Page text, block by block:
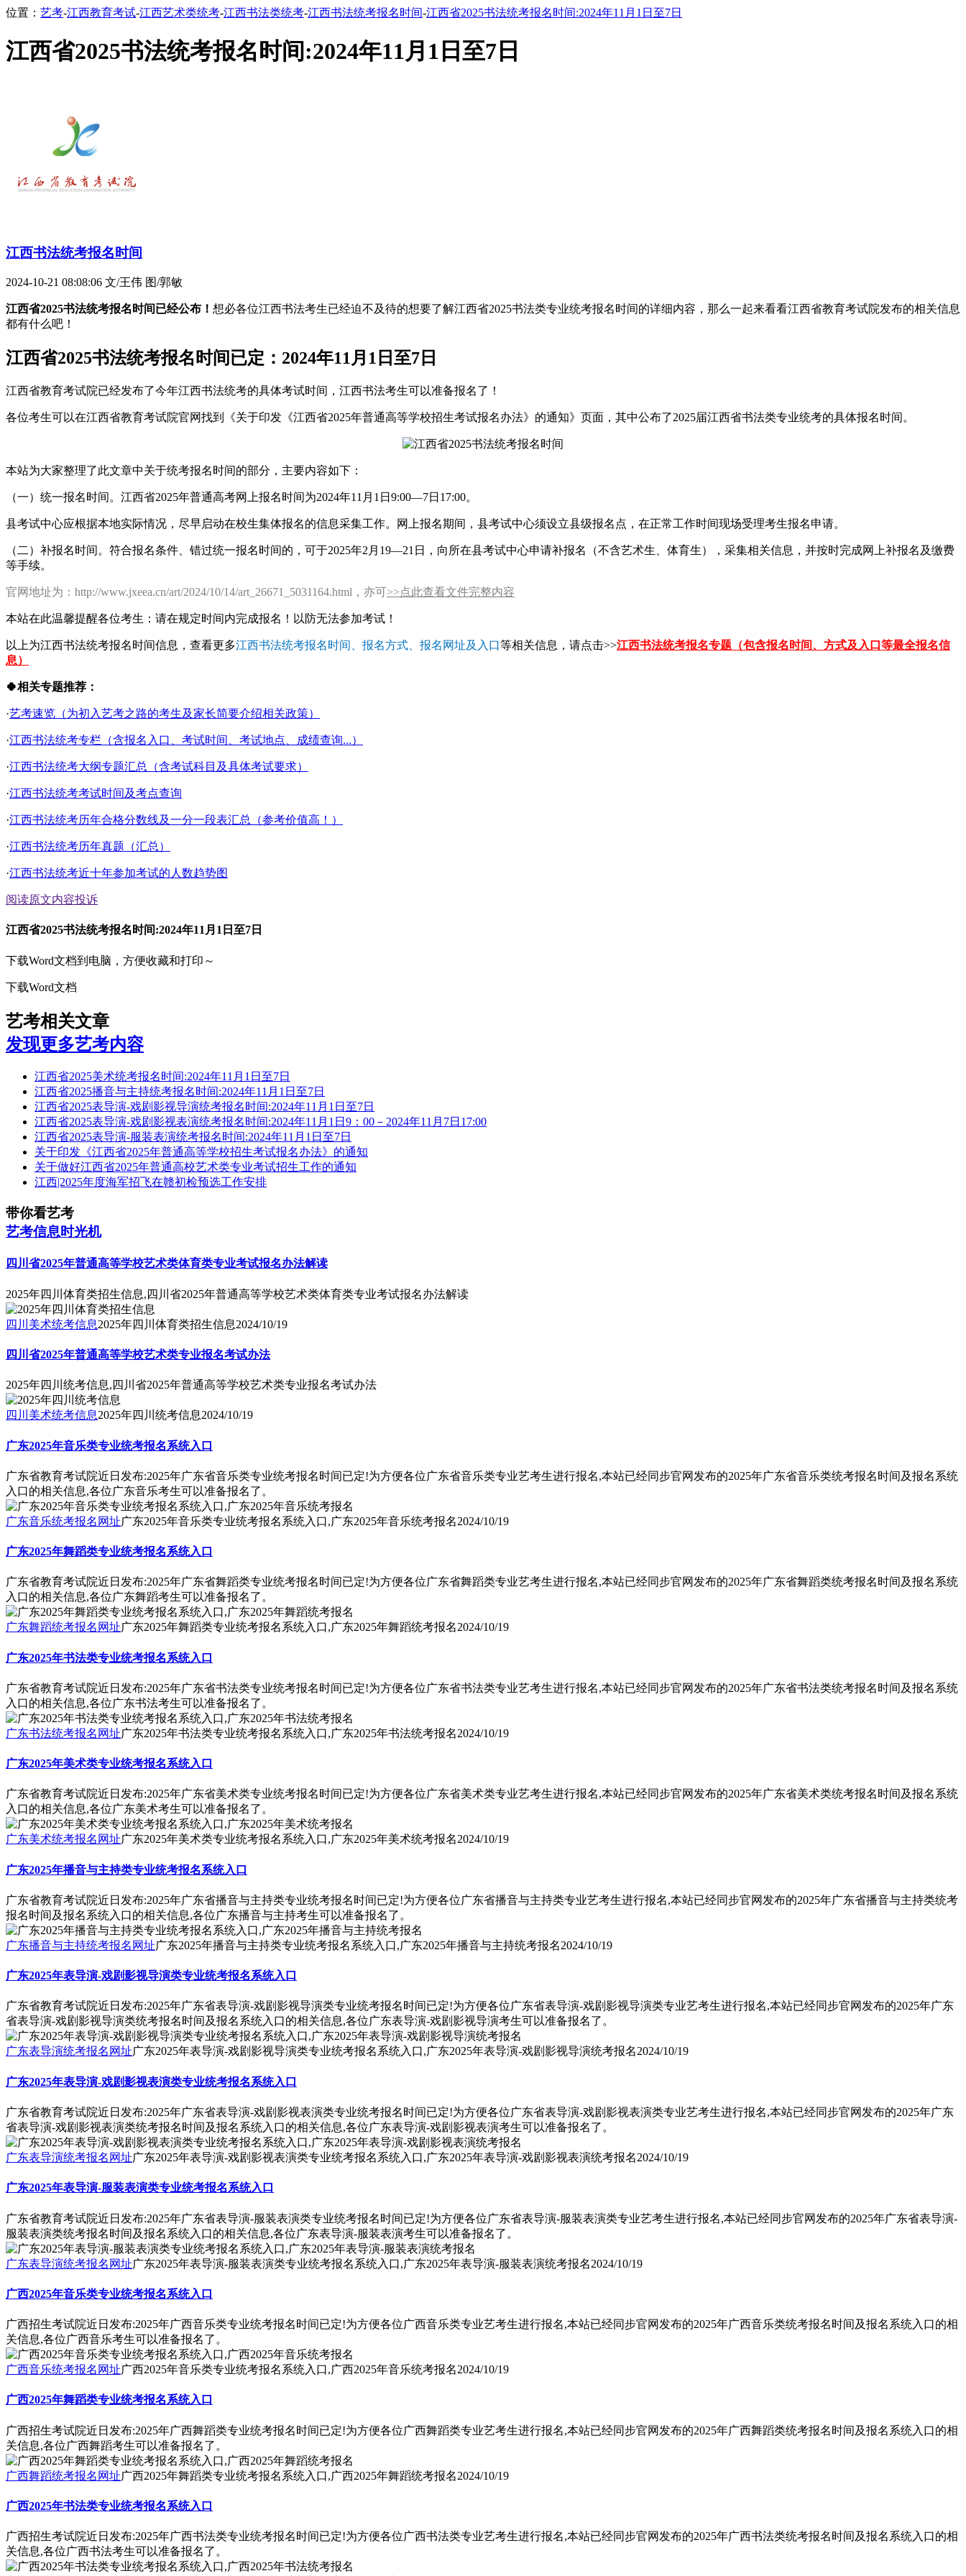
位置： 艺考-江西教育考试-江西艺术类统考-江西书法类统考-江西书法统考报名时间-江西省2025书法统考报名时间:2024年11月1日至7日
江西省2025书法统考报名时间:2024年11月1日至7日
江西书法统考报名时间
2024-10-21 08:08:06 文/王伟 图/郭敏
江西省2025书法统考报名时间已经公布！ 想必各位江西书法考生已经迫不及待的想要了解江西省2025书法类专业统考报名时间的详细内容，那么一起来看看江西省教育考试院发布的相关信息
都有什么吧！
江西省2025书法统考报名时间已定：2024年11月1日至7日
江西省教育考试院已经发布了今年江西书法统考的具体考试时间，江西书法考生可以准备报名了！
各位考生可以在江西省教育考试院官网找到《关于印发《江西省2025年普通高等学校招生考试报名办法》的通知》页面，其中公布了2025届江西省书法类专业统考的具体报名时间。
本站为大家整理了此文章中关于统考报名时间的部分，主要内容如下：
（一）统一报名时间。江西省2025年普通高考网上报名时间为2024年11月1日9:00—7日17:00。
县考试中心应根据本地实际情况，尽早启动在校生集体报名的信息采集工作。网上报名期间，县考试中心须设立县级报名点，在正常工作时间现场受理考生报名申请。
（二）补报名时间。符合报名条件、错过统一报名时间的，可于2025年2月19—21日，向所在县考试中心申请补报名（不含艺术生、体育生），采集相关信息，并按时完成网上补报名及缴费
等手续。
官网地址为：http://www.jxeea.cn/art/2024/10/14/art_26671_5031164.html，亦可>>点此查看文件完整内容
本站在此温馨提醒各位考生：请在规定时间内完成报名！以防无法参加考试！
以上为江西书法统考报名时间信息，查看更多江西书法统考报名时间、报名方式、报名网址及入口等相关信息，请点击>>江西书法统考报名专题（包含报名时间、方式及入口等最全报名信
息）
🍀相关专题推荐：
·艺考速览（为初入艺考之路的考生及家长简要介绍相关政策）
·江西书法统考专栏（含报名入口、考试时间、考试地点、成绩查询...）
·江西书法统考大纲专题汇总（含考试科目及具体考试要求）
·江西书法统考考试时间及考点查询
·江西书法统考历年合格分数线及一分一段表汇总（参考价值高！）
·江西书法统考历年真题（汇总）
·江西书法统考近十年参加考试的人数趋势图
阅读原文内容投诉
江西省2025书法统考报名时间:2024年11月1日至7日
下载Word文档到电脑，方便收藏和打印～
下载Word文档
艺考相关文章
发现更多艺考内容
江西省2025美术统考报名时间:2024年11月1日至7日
江西省2025播音与主持统考报名时间:2024年11月1日至7日
江西省2025表导演-戏剧影视导演统考报名时间:2024年11月1日至7日
江西省2025表导演-戏剧影视表演统考报名时间:2024年11月1日9：00－2024年11月7日17:00
江西省2025表导演-服装表演统考报名时间:2024年11月1日至7日
关于印发《江西省2025年普通高等学校招生考试报名办法》的通知
关于做好江西省2025年普通高校艺术类专业考试招生工作的通知
江西|2025年度海军招飞在赣初检预选工作安排
带你看艺考
艺考信息时光机
四川省2025年普通高等学校艺术类体育类专业考试报名办法解读
2025年四川体育类招生信息,四川省2025年普通高等学校艺术类体育类专业考试报名办法解读
四川美术统考信息2025年四川体育类招生信息2024/10/19
四川省2025年普通高等学校艺术类专业报名考试办法
2025年四川统考信息,四川省2025年普通高等学校艺术类专业报名考试办法
四川美术统考信息2025年四川统考信息2024/10/19
广东2025年音乐类专业统考报名系统入口
广东省教育考试院近日发布:2025年广东省音乐类专业统考报名时间已定!为方便各位广东省音乐类专业艺考生进行报名,本站已经同步官网发布的2025年广东省音乐类统考报名时间及报名系统
入口的相关信息,各位广东音乐考生可以准备报名了。
广东音乐统考报名网址广东2025年音乐类专业统考报名系统入口,广东2025年音乐统考报名2024/10/19
广东2025年舞蹈类专业统考报名系统入口
广东省教育考试院近日发布:2025年广东省舞蹈类专业统考报名时间已定!为方便各位广东省舞蹈类专业艺考生进行报名,本站已经同步官网发布的2025年广东省舞蹈类统考报名时间及报名系统
入口的相关信息,各位广东舞蹈考生可以准备报名了。
广东舞蹈统考报名网址广东2025年舞蹈类专业统考报名系统入口,广东2025年舞蹈统考报名2024/10/19
广东2025年书法类专业统考报名系统入口
广东省教育考试院近日发布:2025年广东省书法类专业统考报名时间已定!为方便各位广东省书法类专业艺考生进行报名,本站已经同步官网发布的2025年广东省书法类统考报名时间及报名系统
入口的相关信息,各位广东书法考生可以准备报名了。
广东书法统考报名网址广东2025年书法类专业统考报名系统入口,广东2025年书法统考报名2024/10/19
广东2025年美术类专业统考报名系统入口
广东省教育考试院近日发布:2025年广东省美术类专业统考报名时间已定!为方便各位广东省美术类专业艺考生进行报名,本站已经同步官网发布的2025年广东省美术类统考报名时间及报名系统
入口的相关信息,各位广东美术考生可以准备报名了。
广东美术统考报名网址广东2025年美术类专业统考报名系统入口,广东2025年美术统考报名2024/10/19
广东2025年播音与主持类专业统考报名系统入口
广东省教育考试院近日发布:2025年广东省播音与主持类专业统考报名时间已定!为方便各位广东省播音与主持类专业艺考生进行报名,本站已经同步官网发布的2025年广东省播音与主持类统考
报名时间及报名系统入口的相关信息,各位广东播音与主持考生可以准备报名了。
广东播音与主持统考报名网址广东2025年播音与主持类专业统考报名系统入口,广东2025年播音与主持统考报名2024/10/19
广东2025年表导演-戏剧影视导演类专业统考报名系统入口
广东省教育考试院近日发布:2025年广东省表导演-戏剧影视导演类专业统考报名时间已定!为方便各位广东省表导演-戏剧影视导演类专业艺考生进行报名,本站已经同步官网发布的2025年广东
省表导演-戏剧影视导演类统考报名时间及报名系统入口的相关信息,各位广东表导演-戏剧影视导演考生可以准备报名了。
广东表导演统考报名网址广东2025年表导演-戏剧影视导演类专业统考报名系统入口,广东2025年表导演-戏剧影视导演统考报名2024/10/19
广东2025年表导演-戏剧影视表演类专业统考报名系统入口
广东省教育考试院近日发布:2025年广东省表导演-戏剧影视表演类专业统考报名时间已定!为方便各位广东省表导演-戏剧影视表演类专业艺考生进行报名,本站已经同步官网发布的2025年广东
省表导演-戏剧影视表演类统考报名时间及报名系统入口的相关信息,各位广东表导演-戏剧影视表演考生可以准备报名了。
广东表导演统考报名网址广东2025年表导演-戏剧影视表演类专业统考报名系统入口,广东2025年表导演-戏剧影视表演统考报名2024/10/19
广东2025年表导演-服装表演类专业统考报名系统入口
广东省教育考试院近日发布:2025年广东省表导演-服装表演类专业统考报名时间已定!为方便各位广东省表导演-服装表演类专业艺考生进行报名,本站已经同步官网发布的2025年广东省表导演-
服装表演类统考报名时间及报名系统入口的相关信息,各位广东表导演-服装表演考生可以准备报名了。
广东表导演统考报名网址广东2025年表导演-服装表演类专业统考报名系统入口,广东2025年表导演-服装表演统考报名2024/10/19
广西2025年音乐类专业统考报名系统入口
广西招生考试院近日发布:2025年广西音乐类专业统考报名时间已定!为方便各位广西音乐类专业艺考生进行报名,本站已经同步官网发布的2025年广西音乐类统考报名时间及报名系统入口的相
关信息,各位广西音乐考生可以准备报名了。
广西音乐统考报名网址广西2025年音乐类专业统考报名系统入口,广西2025年音乐统考报名2024/10/19
广西2025年舞蹈类专业统考报名系统入口
广西招生考试院近日发布:2025年广西舞蹈类专业统考报名时间已定!为方便各位广西舞蹈类专业艺考生进行报名,本站已经同步官网发布的2025年广西舞蹈类统考报名时间及报名系统入口的相
关信息,各位广西舞蹈考生可以准备报名了。
广西舞蹈统考报名网址广西2025年舞蹈类专业统考报名系统入口,广西2025年舞蹈统考报名2024/10/19
广西2025年书法类专业统考报名系统入口
广西招生考试院近日发布:2025年广西书法类专业统考报名时间已定!为方便各位广西书法类专业艺考生进行报名,本站已经同步官网发布的2025年广西书法类统考报名时间及报名系统入口的相
关信息,各位广西书法考生可以准备报名了。